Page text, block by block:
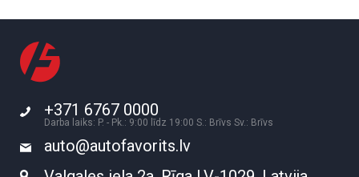
+371 6767 0000
Darba laiks: P. - Pk.: 9:00 līdz 19:00 S.: Brīvs Sv.: Brīvs
auto@autofavorits.lv